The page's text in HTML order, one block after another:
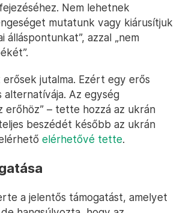
Nem lehetnek
mutatunk vagy kiárusítjuk
álláspontunkat”, azzal „nem
erősek jutalma. Ezért egy erős
alternatívája. Az egység
erőhöz” – tette hozzá az ukrán
beszédét később az ukrán
elérhetővé tette.
a jelentős támogatást, amelyet